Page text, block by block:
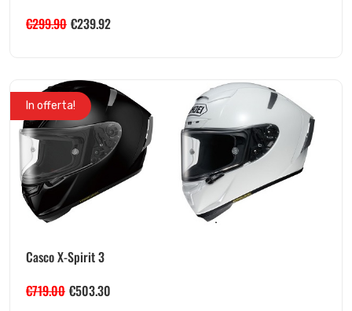
€299.90 €239.92
In offerta!
Casco X-Spirit 3
€719.00 €503.30